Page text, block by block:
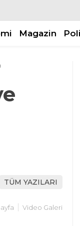
Magazin
TÜM YAZILARI
Video Galeri